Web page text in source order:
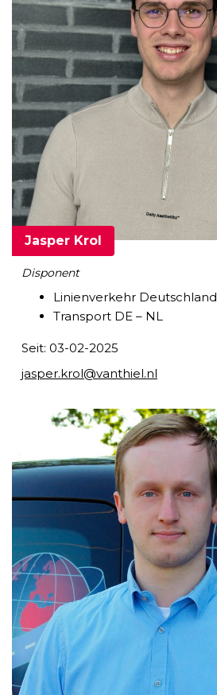
Jasper Krol
Disponent
Linienverkehr Deutschland
Transport DE – NL
Seit: 03-02-2025
jasper.krol@vanthiel.nl